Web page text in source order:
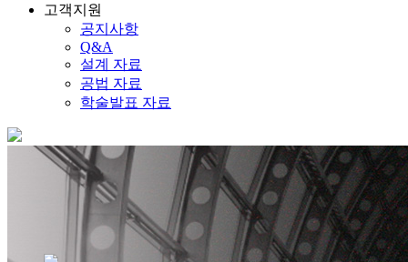
고객지원
공지사항
Q&A
설계 자료
공법 자료
학술발표 자료